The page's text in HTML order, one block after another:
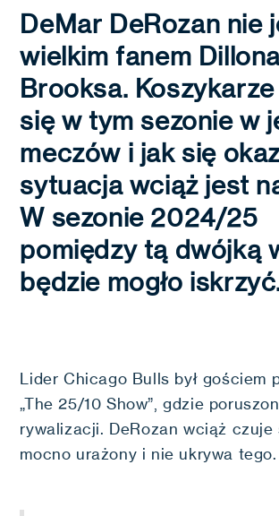
DeMar DeRozan nie
wielkim fanem
Brooksa.
się w tym sezonie w
meczów i jak się
sytuacja wciąż jest
W sezonie 2024/25
pomiędzy tą dwójką
będzie mogło
Lider Chicago Bulls był gościem
„The 25/10 Show”, gdzie
rywalizacji. DeRozan wciąż czuje
mocno urażony i nie ukrywa tego.